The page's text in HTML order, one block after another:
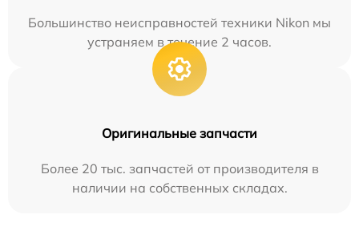
Большинство неисправностей техники Nikon мы
устраняем в течение 2 часов.
Оригинальные запчасти
Более 20 тыс. запчастей от производителя в
наличии на собственных складах.